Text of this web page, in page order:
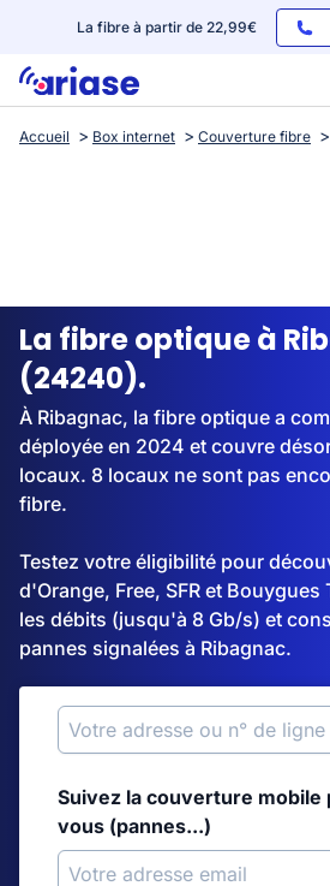
La fibre à partir de 22,99€
Box internet
Streaming
Accueil Box internet Couverture fibre
La fibre optique à
(24240).
À Ribagnac, la fibre optique a
déployée en 2024 et couvre
locaux. 8 locaux ne sont pas
fibre.
Testez votre éligibilité pour
d'Orange, Free, SFR et Bouygues
les débits (jusqu'à 8 Gb/s) et
pannes signalées à Ribagnac.
Suivez la couverture mobile
vous (pannes...)